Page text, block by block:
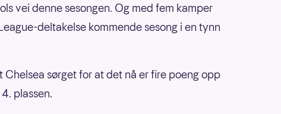
vei denne sesongen. Og med fem kamper
deltakelse kommende sesong i en tynn
Chelsea sørget for at det nå er fire poeng opp
plassen.